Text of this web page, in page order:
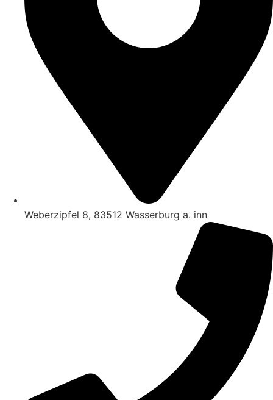
Weberzipfel 8, 83512 Wasserburg a. inn